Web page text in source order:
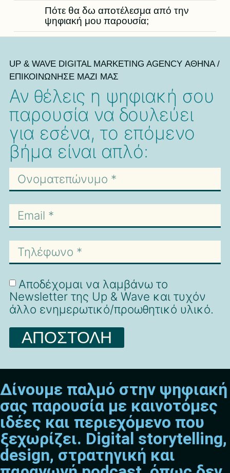
Πότε θα δω αποτέλεσμα από την
ψηφιακή μου παρουσία;
UP & WAVE DIGITAL MARKETING AGENCY ΑΘΗΝΑ /
ΕΠΙΚΟΙΝΩΝΗΣΕ ΜΑΖΙ ΜΑΣ
Αν θέλεις η ψηφιακή σου
παρουσία να δουλεύει
για εσένα, το επόμενο
βήμα είναι απλό:
Αποδέχομαι να λαμβάνω το
Newsletter της Up & Wave και τυχόν
άλλο ενημερωτικό/προωθητικό υλικό.
ΑΠΟΣΤΟΛΗ
Δίνουμε παλμό στην ψηφιακή
σας παρουσία με καινοτόμες
ιδέες και περιεχόμενο που
ξεχωρίζει. Digital storytelling,
design, στρατηγική και